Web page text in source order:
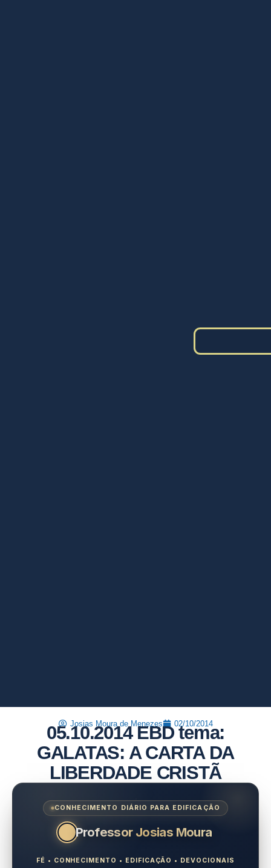
Josias Moura de Menezes 02/10/2014
05.10.2014 EBD tema:
GALATAS: A CARTA DA
LIBERDADE CRISTÃ
CONHECIMENTO DIÁRIO PARA EDIFICAÇÃO
Professor Josias Moura
FÉ • CONHECIMENTO • EDIFICAÇÃO • DEVOCIONAIS